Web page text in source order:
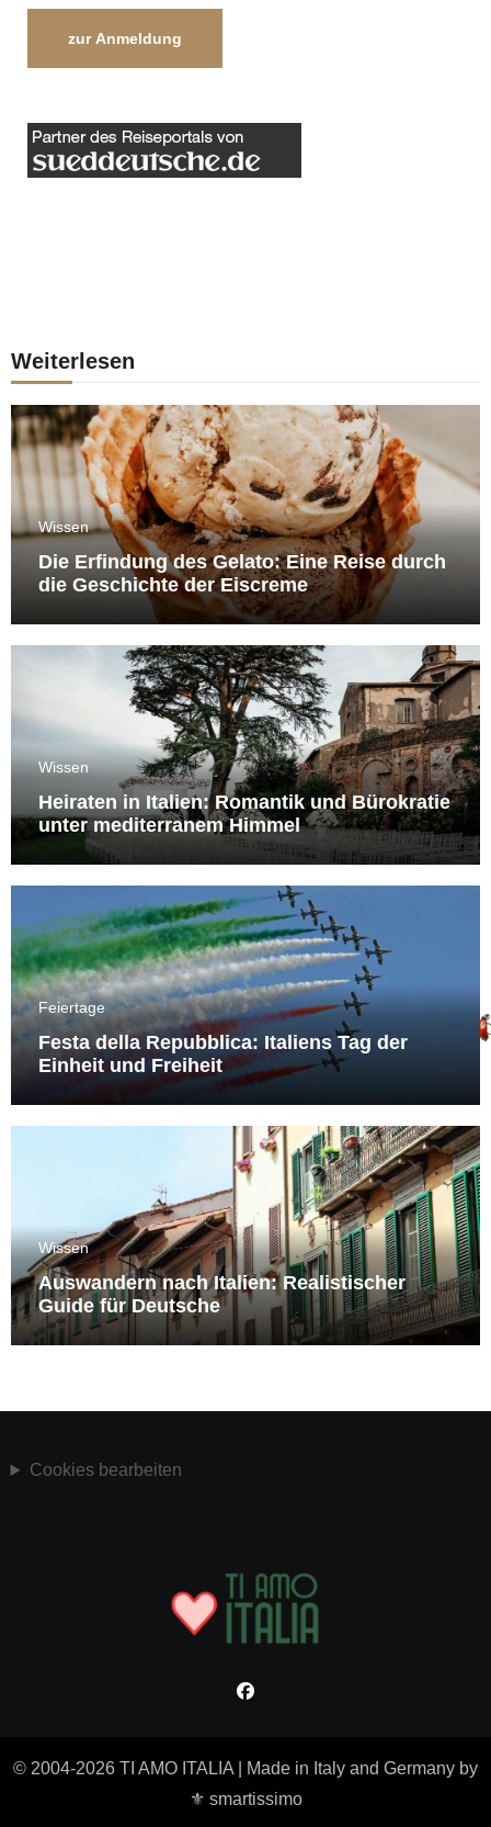
zur Anmeldung
Weiterlesen
Wissen
Die Erfindung des Gelato: Eine Reise durch
die Geschichte der Eiscreme
Wissen
Heiraten in Italien: Romantik und Bürokratie
unter mediterranem Himmel
Feiertage
Festa della Repubblica: Italiens Tag der
Einheit und Freiheit
Wissen
Auswandern nach Italien: Realistischer
Guide für Deutsche
Cookies bearbeiten
© 2004-2026 TI AMO ITALIA
Made in Italy and Germany by
⚜ smartissimo